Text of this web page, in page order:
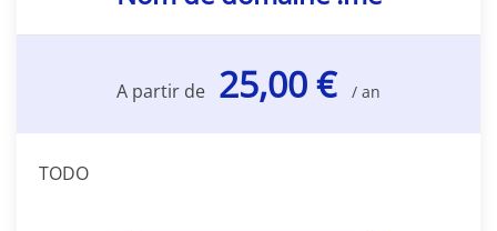
A partir de 25,00 € / an
TODO